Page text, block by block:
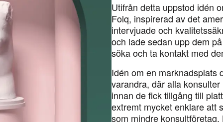
Utifrån detta uppstod idén
Folq, inspirerad av det
intervjuade och
och lade sedan upp dem
söka och ta kontakt med
Idén om en marknadsplats
varandra, där alla
innan de fick tillgång till
extremt mycket enklare att
som mindre